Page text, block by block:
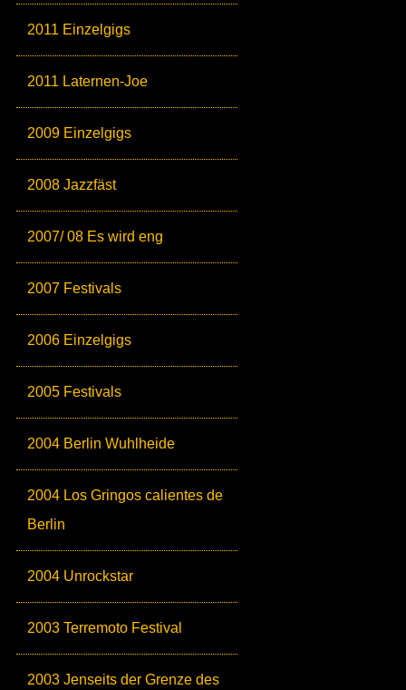
2011 Einzelgigs
2011 Laternen-Joe
2009 Einzelgigs
2008 Jazzfäst
2007/ 08 Es wird eng
2007 Festivals
2006 Einzelgigs
2005 Festivals
2004 Berlin Wuhlheide
2004 Los Gringos calientes de
Berlin
2004 Unrockstar
2003 Terremoto Festival
2003 Jenseits der Grenze des